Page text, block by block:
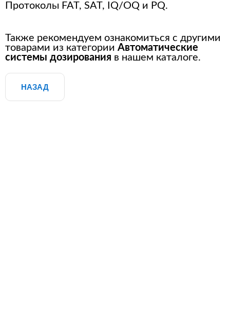
Протоколы FAT, SAT, IQ/OQ и PQ.
Также рекомендуем ознакомиться с другими
товарами из категории Автоматические
системы дозирования в нашем каталоге.
НАЗАД